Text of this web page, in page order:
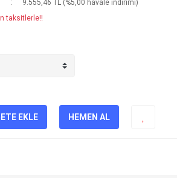
9.555,46 TL (%5,00 havale indirimi)
taksitlerle!!
EKLE HEMEN AL